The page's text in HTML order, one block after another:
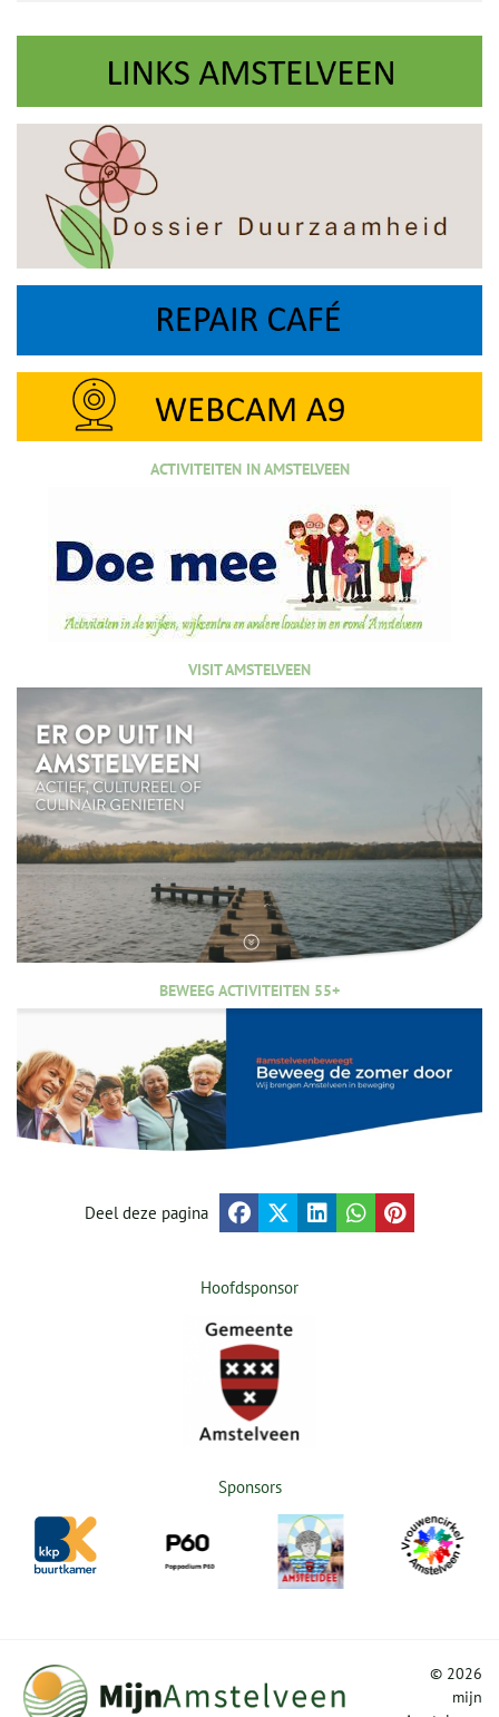
ACTIVITEITEN IN AMSTELVEEN
VISIT AMSTELVEEN
BEWEEG ACTIVITEITEN 55+
Deel deze pagina
Hoofdsponsor
Sponsors
© 2026
mijn